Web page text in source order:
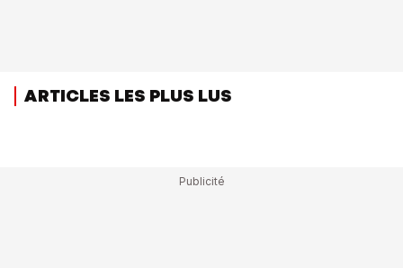
ARTICLES LES PLUS LUS